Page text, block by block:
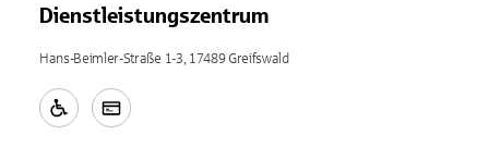
Dienstleistungszentrum
Hans-Beimler-Straße 1-3, 17489 Greifswald